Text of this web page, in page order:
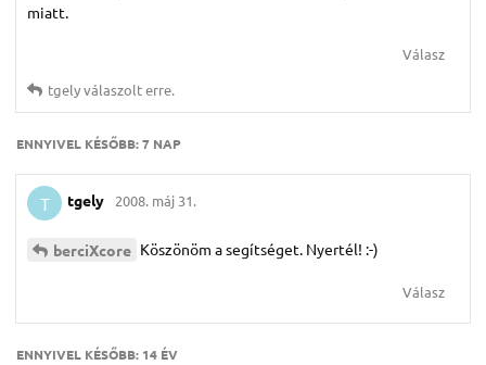
miatt.
Válasz
tgelyválaszolt erre.
ENNYIVEL KÉSŐBB:7 NAP
T tgely 2008. máj 31.
berciXcore Köszönöm a segítséget. Nyertél! :-)
Válasz
ENNYIVEL KÉSŐBB: 14 ÉV